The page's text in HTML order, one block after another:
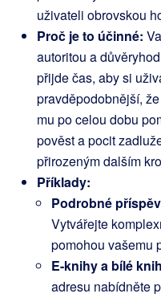
uživateli obrovskou
Proč je to účinné:
autoritou a
přijde čas, aby si
pravděpodobnější,
mu po celou dobu
pověst a pocit
přirozeným dalším
Příklady:
Podrobné
Vytvářejte
pomohou vašemu
E-knihy a bílé
adresu nabídněte